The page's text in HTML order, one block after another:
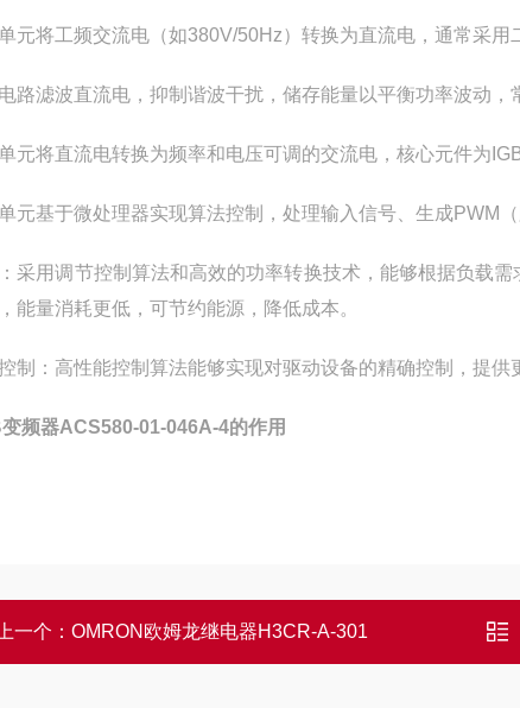
元将工频交流电（如380V/50Hz）转换为直流电，通常采用
路滤波直流电，抑制谐波干扰，储存能量以平衡功率波动，
元将直流电转换为频率和电压可调的交流电，核心元件为
元基于微处理器实现算法控制，处理输入信号、生成PWM（
采用调节控制算法和高效的功率转换技术，能够根据负载
能量消耗更低，可节约能源，降低成本。
制：高性能控制算法能够实现对驱动设备的精确控制，提
频器ACS580-01-046A-4的作用
一个： OMRON欧姆龙继电器H3CR-A-301